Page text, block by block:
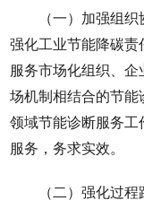
（一）加强组
强化工业节能降碳
服务市场化组织、
场机制相结合的节能
领域节能诊断服务
服务，务求实效。
（二）强化过